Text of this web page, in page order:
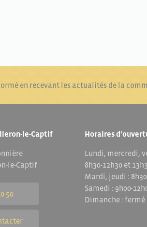
en recevant les actualités de la
le-Captif
le-Captif
50
Horaires
Lundi, mercredi,
8h30-12h30 et
Mardi, jeudi :
Samedi : 9h00-
Dimanche : fermé